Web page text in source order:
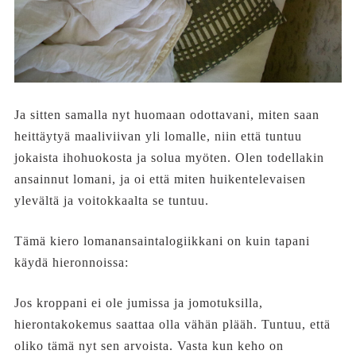
Ja sitten samalla nyt huomaan odottavani, miten saan
heittäytyä maaliviivan yli lomalle, niin että tuntuu
jokaista ihohuokosta ja solua myöten. Olen todellakin
ansainnut lomani, ja oi että miten huikentelevaisen
ylevältä ja voitokkaalta se tuntuu.
Tämä kiero lomanansaintalogiikkani on kuin tapani
käydä hieronnoissa:
Jos kroppani ei ole jumissa ja jomotuksilla,
hierontakokemus saattaa olla vähän plääh. Tuntuu, että
oliko tämä nyt sen arvoista. Vasta kun keho on